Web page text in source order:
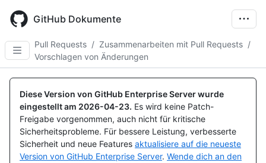
main
content
GitHub Dokumente
Pull Requests / Zusammenarbeiten mit Pull Requests /
Vorschlagen von Änderungen
Diese Version von GitHub Enterprise Server wurde
eingestellt am 2026-04-23. Es wird keine Patch-
Freigabe vorgenommen, auch nicht für kritische
Sicherheitsprobleme. Für bessere Leistung, verbesserte
Sicherheit und neue Features aktualisiere auf die neueste
Version von GitHub Enterprise Server. Wende dich an den